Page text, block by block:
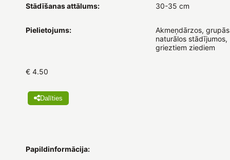
Stādīšanas attālums: 30-35 cm
Pielietojums:
Akmeņdārzos,
naturālos stādījumos,
grieztiem ziediem
€ 4.50
Dalīties
Papildinformācija: